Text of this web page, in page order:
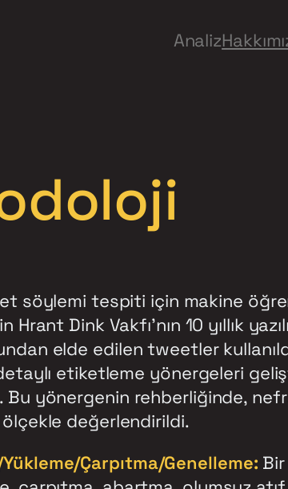
Analiz
söylemi tespiti için makine
Hrant Dink Vakfı’nın 10 yıllık
elde edilen tweetler
etiketleme yönergeleri
Bu yönergenin rehberliğinde,
değerlendirildi.
Çarpıtma/Genelleme: